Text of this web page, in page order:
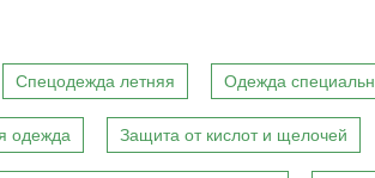
Спецодежда летняя Одежда
одежда Защита от кислот и щелочей